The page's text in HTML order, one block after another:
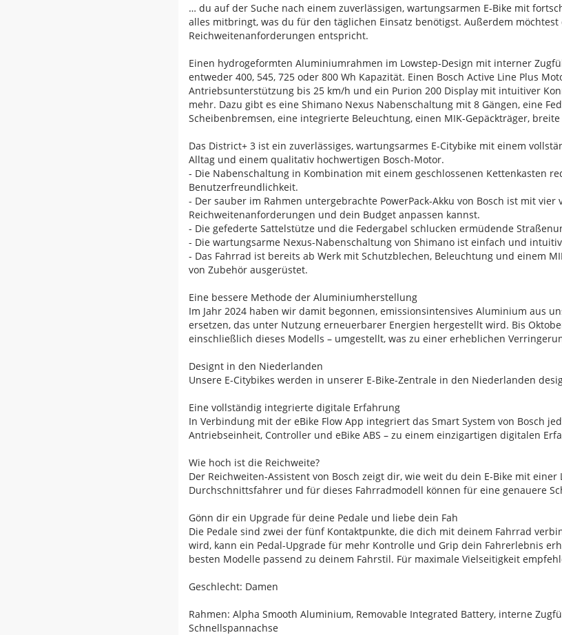
… du auf der Suche nach einem zuverlässigen, wartungsarmen E-Bike mit
alles mitbringt, was du für den täglichen Einsatz benötigst. Außerdem
Reichweitenanforderungen entspricht.
Einen hydrogeformten Aluminiumrahmen im Lowstep-Design mit interner
entweder 400, 545, 725 oder 800 Wh Kapazität. Einen Bosch Active Line Plus
Antriebsunterstützung bis 25 km/h und ein Purion 200 Display mit intuitiver
mehr. Dazu gibt es eine Shimano Nexus Nabenschaltung mit 8 Gängen, eine
Scheibenbremsen, eine integrierte Beleuchtung, einen MIK-Gepäckträger, breite
Das District+ 3 ist ein zuverlässiges, wartungsarmes E-Citybike mit einem
Alltag und einem qualitativ hochwertigen Bosch-Motor.
- Die Nabenschaltung in Kombination mit einem geschlossenen Kettenkasten
Benutzerfreundlichkeit.
- Der sauber im Rahmen untergebrachte PowerPack-Akku von Bosch ist mit
Reichweitenanforderungen und dein Budget anpassen kannst.
- Die gefederte Sattelstütze und die Federgabel schlucken ermüdende
- Die wartungsarme Nexus-Nabenschaltung von Shimano ist einfach und
- Das Fahrrad ist bereits ab Werk mit Schutzblechen, Beleuchtung und einem
von Zubehör ausgerüstet.
Eine bessere Methode der Aluminiumherstellung
Im Jahr 2024 haben wir damit begonnen, emissionsintensives Aluminium aus
ersetzen, das unter Nutzung erneuerbarer Energien hergestellt wird. Bis
einschließlich dieses Modells – umgestellt, was zu einer erheblichen
Designt in den Niederlanden
Unsere E-Citybikes werden in unserer E-Bike-Zentrale in den Niederlanden
Eine vollständig integrierte digitale Erfahrung
In Verbindung mit der eBike Flow App integriert das Smart System von Bosch
Antriebseinheit, Controller und eBike ABS – zu einem einzigartigen digitalen
Wie hoch ist die Reichweite?
Der Reichweiten-Assistent von Bosch zeigt dir, wie weit du dein E-Bike mit
Durchschnittsfahrer und für dieses Fahrradmodell können für eine genauere
Gönn dir ein Upgrade für deine Pedale und liebe dein Fah
Die Pedale sind zwei der fünf Kontaktpunkte, die dich mit deinem Fahrrad
wird, kann ein Pedal-Upgrade für mehr Kontrolle und Grip dein Fahrerlebnis
besten Modelle passend zu deinem Fahrstil. Für maximale Vielseitigkeit
Geschlecht: Damen
Rahmen: Alpha Smooth Aluminium, Removable Integrated Battery, interne
Schnellspannachse